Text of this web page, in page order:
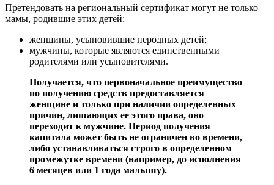
Претендовать на региональный сертификат могут не только
мамы, родившие этих детей:
женщины, усыновившие неродных детей;
мужчины, которые являются единственными
родителями или усыновителями.
Получается, что первоначальное преимущество
по получению средств предоставляется
женщине и только при наличии определенных
причин, лишающих ее этого права, оно
переходит к мужчине. Период получения
капитала может быть не ограничен во времени,
либо устанавливаться строго в определенном
промежутке времени (например, до исполнения
6 месяцев или 1 года малышу).